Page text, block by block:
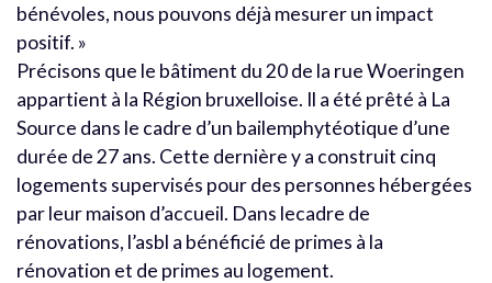
bénévoles, nous pouvons déjà mesurer un impact
positif. »
Précisons que le bâtiment du 20 de la rue Woeringen
appartient à la Région bruxelloise. Il a été prêté à La
Source dans le cadre d’un bailemphytéotique d’une
durée de 27 ans. Cette dernière y a construit cinq
logements supervisés pour des personnes hébergées
par leur maison d’accueil. Dans lecadre de
rénovations, l’asbl a bénéficié de primes à la
rénovation et de primes au logement.